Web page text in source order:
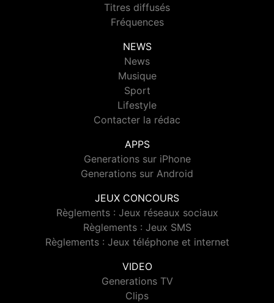
Titres diffusés
Fréquences
NEWS
News
Musique
Sport
Lifestyle
Contacter la rédac
APPS
Generations sur iPhone
Generations sur Android
JEUX CONCOURS
Règlements : Jeux réseaux sociaux
Règlements : Jeux SMS
Règlements : Jeux téléphone et internet
VIDEO
Generations TV
Clips